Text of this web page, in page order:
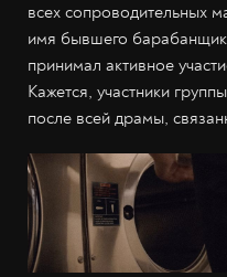
всех сопроводительных
имя бывшего
принимал активное
Кажется, участники
после всей драмы,